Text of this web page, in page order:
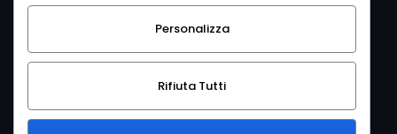
Con l'invio del messaggio l'utente dichiara di aver letto
l’informativa sulla privacy e di acconsentire al trattamento
dei propri dati personali.
Personalizza
Rifiuta Tutti